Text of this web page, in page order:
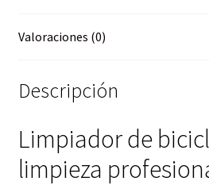
Valoraciones (0)
Descripción
Limpiador de
limpieza